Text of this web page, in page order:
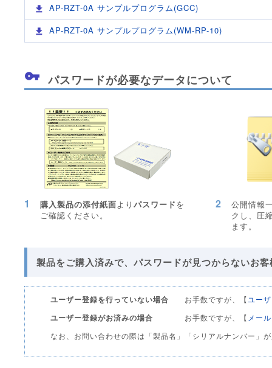
AP-RZT-0A サンプルプログラム(GCC)
AP-RZT-0A サンプルプログラム(WM-RP-10)
パスワードが必要なデータについて
1 購入製品の添付紙面より パスワードを
ご確認ください。
2
公開情報
クし、圧
ます。
製品をご購入済みで、パスワードが見つからないお客
ユーザー登録を行っていない場合 お手数ですが、【 ユー
ユーザー登録がお済みの場合 お手数ですが、【 メー
なお、お問い合わせの際は「製品名」「シリアルナンバー」